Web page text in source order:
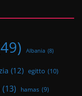
Albania (8)
(12) egitto (10)
(13) hamas (9)